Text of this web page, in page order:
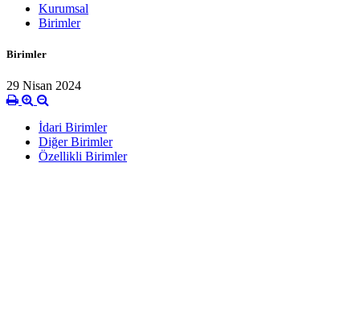
Kurumsal
Birimler
Birimler
29 Nisan 2024
İdari Birimler
Diğer Birimler
Özellikli Birimler